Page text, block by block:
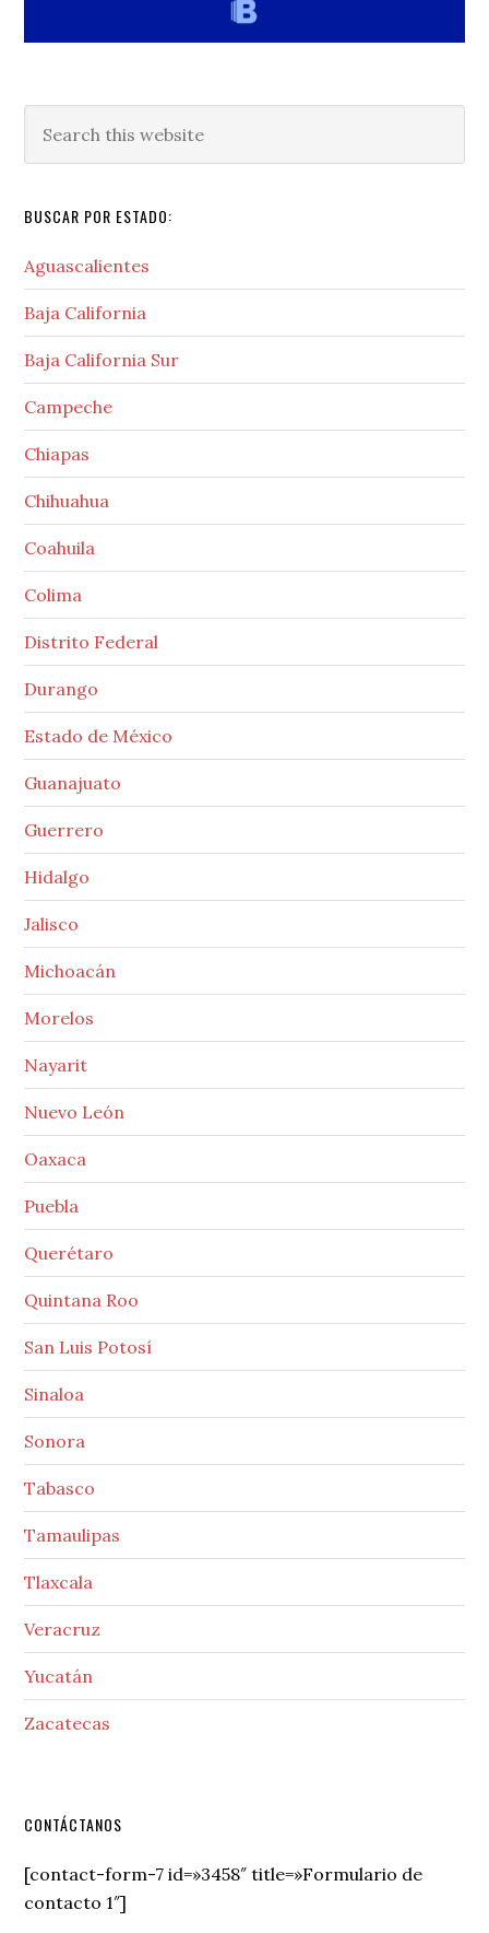
this
BUSCAR POR ESTADO:
Aguascalientes
Baja California
Baja California Sur
Campeche
Chiapas
Chihuahua
Coahuila
Colima
Distrito Federal
Durango
Estado de México
Guanajuato
Guerrero
Hidalgo
Jalisco
Michoacán
Morelos
Nayarit
Nuevo León
Oaxaca
Puebla
Querétaro
Quintana Roo
San Luis Potosí
Sinaloa
Sonora
Tabasco
Tamaulipas
Tlaxcala
Veracruz
Yucatán
Zacatecas
Secondary
Sidebar
CONTÁCTANOS
[contact-form-7 id=»3458″ title=»Formulario de
contacto 1″]